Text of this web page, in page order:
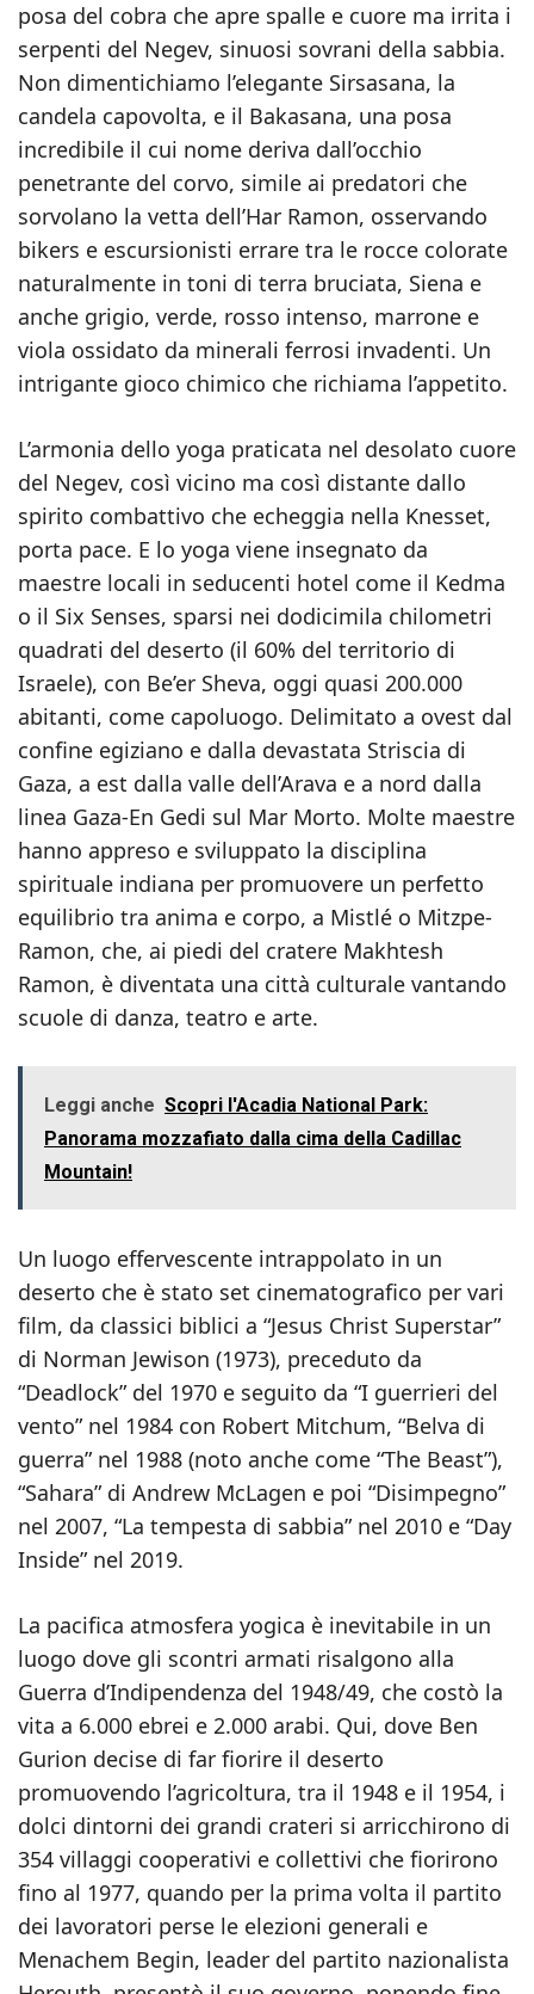
posa del cobra che apre spalle e cuore ma irrita i
serpenti del Negev, sinuosi sovrani della sabbia.
Non dimentichiamo l’elegante Sirsasana, la
candela capovolta, e il Bakasana, una posa
incredibile il cui nome deriva dall’occhio
penetrante del corvo, simile ai predatori che
sorvolano la vetta dell’Har Ramon, osservando
bikers e escursionisti errare tra le rocce colorate
naturalmente in toni di terra bruciata, Siena e
anche grigio, verde, rosso intenso, marrone e
viola ossidato da minerali ferrosi invadenti. Un
intrigante gioco chimico che richiama l’appetito.
L’armonia dello yoga praticata nel desolato cuore
del Negev, così vicino ma così distante dallo
spirito combattivo che echeggia nella Knesset,
porta pace. E lo yoga viene insegnato da
maestre locali in seducenti hotel come il Kedma
o il Six Senses, sparsi nei dodicimila chilometri
quadrati del deserto (il 60% del territorio di
Israele), con Be’er Sheva, oggi quasi 200.000
abitanti, come capoluogo. Delimitato a ovest dal
confine egiziano e dalla devastata Striscia di
Gaza, a est dalla valle dell’Arava e a nord dalla
linea Gaza-En Gedi sul Mar Morto. Molte maestre
hanno appreso e sviluppato la disciplina
spirituale indiana per promuovere un perfetto
equilibrio tra anima e corpo, a Mistlé o Mitzpe-
Ramon, che, ai piedi del cratere Makhtesh
Ramon, è diventata una città culturale vantando
scuole di danza, teatro e arte.
Leggi anche Scopri l'Acadia National Park:
Panorama mozzafiato dalla cima della Cadillac
Mountain!
Un luogo effervescente intrappolato in un
deserto che è stato set cinematografico per vari
film, da classici biblici a “Jesus Christ Superstar”
di Norman Jewison (1973), preceduto da
“Deadlock” del 1970 e seguito da “I guerrieri del
vento” nel 1984 con Robert Mitchum, “Belva di
guerra” nel 1988 (noto anche come “The Beast”),
“Sahara” di Andrew McLagen e poi “Disimpegno”
nel 2007, “La tempesta di sabbia” nel 2010 e “Day
Inside” nel 2019.
La pacifica atmosfera yogica è inevitabile in un
luogo dove gli scontri armati risalgono alla
Guerra d’Indipendenza del 1948/49, che costò la
vita a 6.000 ebrei e 2.000 arabi. Qui, dove Ben
Gurion decise di far fiorire il deserto
promuovendo l’agricoltura, tra il 1948 e il 1954, i
dolci dintorni dei grandi crateri si arricchirono di
354 villaggi cooperativi e collettivi che fiorirono
fino al 1977, quando per la prima volta il partito
dei lavoratori perse le elezioni generali e
Menachem Begin, leader del partito nazionalista